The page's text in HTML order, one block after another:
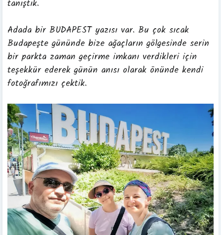
tanıştık.
Adada bir BUDAPEST yazısı var. Bu çok sıcak
Budapeşte gününde bize ağaçların gölgesinde serin
bir parkta zaman geçirme imkanı verdikleri için
teşekkür ederekgünün anısı olarak önünde kendi
fotoğrafımızı çektik.